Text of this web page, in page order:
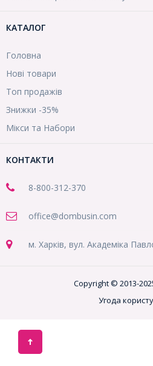
КАТАЛОГ
Головна
Нові товари
Топ продажів
Знижки -35%
Мікси та Набори
КОНТАКТИ
8-800-312-370
office@dombusin.com
м. Харків, вул. Академіка
Copyright © 2013-
Угода